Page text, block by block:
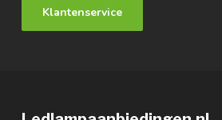
Klantenservice